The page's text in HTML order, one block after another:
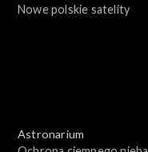
Nowe polskie satelity
Astronarium